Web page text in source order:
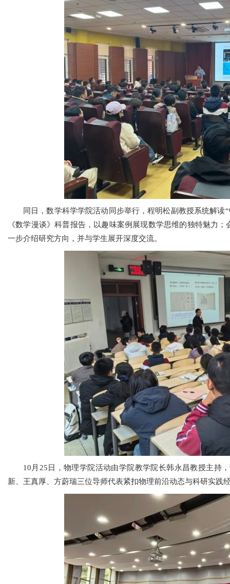
同日，数学科学学院活动同步举行，程明松副教授系统解
《数学漫谈》科普报告，以趣味案例展现数学思维的独特魅力
一步介绍研究方向，并与学生展开深度交流。
10月25日，物理学院活动由学院教学院长韩永昌教授主持
新、王真厚、方蔚瑞三位导师代表紧扣物理前沿动态与科研实践